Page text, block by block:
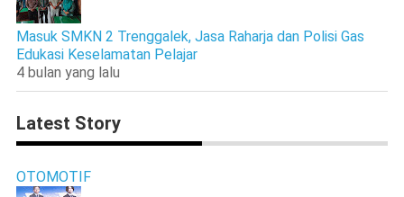
Masuk SMKN 2 Trenggalek, Jasa Raharja dan Polisi Gas
Edukasi Keselamatan Pelajar
4 bulan yang lalu
Latest Story
OTOMOTIF